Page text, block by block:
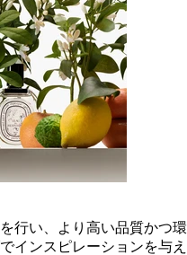
行い、より高い品質かつ環
インスピレーションを与え